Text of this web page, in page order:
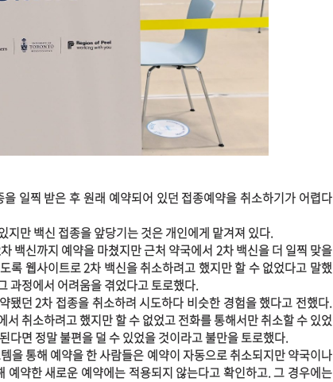
일찍 받은 후 원래 예약되어 있던 접종예약을 취소하기가 어렵다
만 백신 접종을 앞당기는 것은 개인에게 맡겨져 있다.
백신까지 예약을 마쳤지만 근처 약국에서 2차 백신을 더 일찍 맞을
록 웹사이트로 2차 백신을 취소하려고 했지만 할 수 없었다고 말했
과정에서 어려움을 겪었다고 토로했다.
됐던 2차 접종을 취소하려 시도하다 비슷한 경험을 했다고 전했다.
취소하려고 했지만 할 수 없었고 전화를 통해서만 취소할 수 있었
다면 정말 불편을 덜 수 있었을 것이라고 불만을 토로했다.
을 통해 예약을 한 사람들은 예약이 자동으로 취소되지만 약국이나
예약한 새로운 예약에는 적용되지 않는다고 확인하고. 그 경우에는